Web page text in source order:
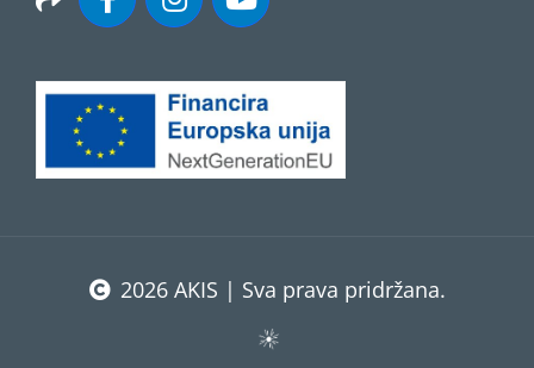
2026 AKIS | Sva prava pridržana.